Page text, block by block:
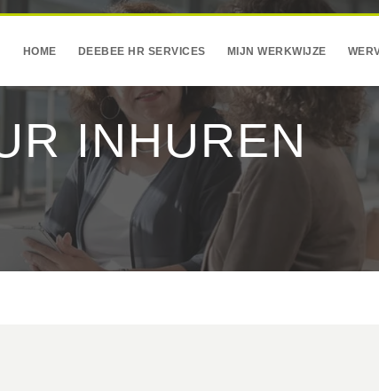
HOME DEEBEE HR SERVICES MIJN WERKWIJZE
INHUREN